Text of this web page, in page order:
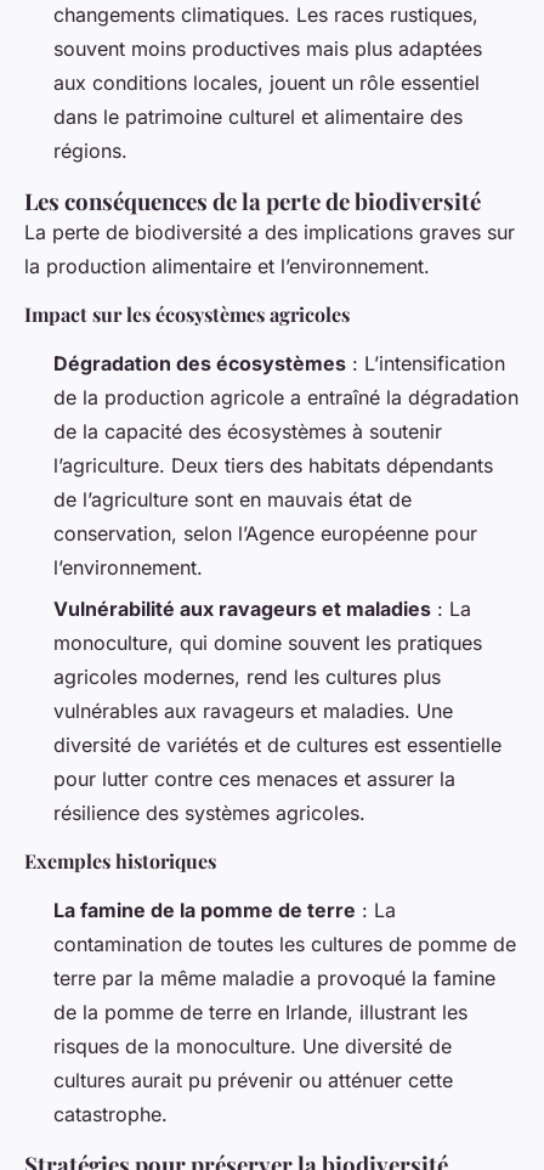
changements climatiques. Les races rustiques,
souvent moins productives mais plus adaptées
aux conditions locales, jouent un rôle essentiel
dans le patrimoine culturel et alimentaire des
régions.
Les conséquences de la perte de biodiversité
La perte de biodiversité a des implications graves sur
la production alimentaire et l’environnement.
Impact sur les écosystèmes agricoles
Dégradation des écosystèmes : L’intensification
de la production agricole a entraîné la dégradation
de la capacité des écosystèmes à soutenir
l’agriculture. Deux tiers des habitats dépendants
de l’agriculture sont en mauvais état de
conservation, selon l’Agence européenne pour
l’environnement.
Vulnérabilité aux ravageurs et maladies : La
monoculture, qui domine souvent les pratiques
agricoles modernes, rend les cultures plus
vulnérables aux ravageurs et maladies. Une
diversité de variétés et de cultures est essentielle
pour lutter contre ces menaces et assurer la
résilience des systèmes agricoles.
Exemples historiques
La famine de la pomme de terre : La
contamination de toutes les cultures de pomme de
terre par la même maladie a provoqué la famine
de la pomme de terre en Irlande, illustrant les
risques de la monoculture. Une diversité de
cultures aurait pu prévenir ou atténuer cette
catastrophe.